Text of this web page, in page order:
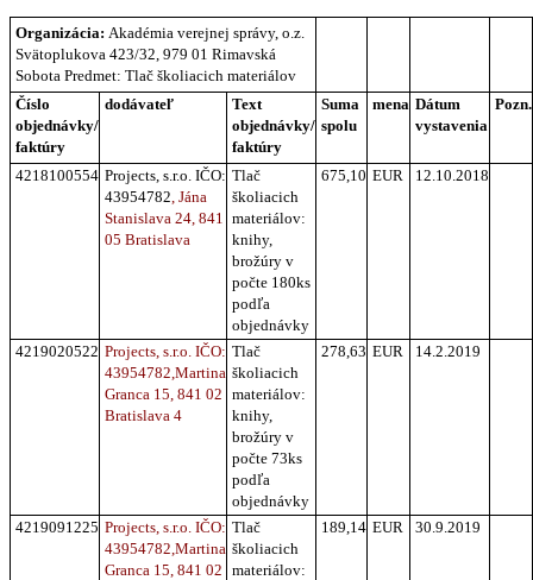
Organizácia: Akadémia verejnej správy, o.z.
Svätoplukova 423/32, 979 01 Rimavská
Sobota Predmet: Tlač školiacich materiálov
Číslo
objednávky/
faktúry
dodávateľ
Text
objednávky/
faktúry
Suma
spolu
mena Dátum
vystavenia
Pozn.
4218100554 Projects, s.r.o. IČO:
43954782 , Jána
Stanislava 24, 841
05 Bratislava
Tlač
školiacich
materiálov:
knihy,
brožúry v
počte 180ks
podľa
objednávky
675,10 EUR 12.10.2018
4219020522 Projects, s.r.o. IČO:
43954782, Martina
Granca 15, 841 02
Bratislava 4
Tlač
školiacich
materiálov:
knihy,
brožúry v
počte 73ks
podľa
objednávky
278,63 EUR 14.2.2019
4219091225 Projects, s.r.o. IČO:
43954782, Martina
Granca 15, 841 02
Tlač
školiacich
materiálov:
189,14 EUR 30.9.2019